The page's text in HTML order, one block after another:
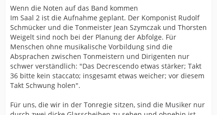
Wenn die Noten auf das Band kommen
Im Saal 2 ist die Aufnahme geplant. Der Komponist Rudolf
Schmücker und die Tonmeister Jean Szymczak und Thorsten
Weigelt sind noch bei der Planung der Abfolge. Für
Menschen ohne musikalische Vorbildung sind die
Absprachen zwischen Tonmeistern und Dirigenten nur
schwer verständlich: "Das Decrescendo etwas stärker; Takt
36 bitte kein staccato; insgesamt etwas weicher; vor diesem
Takt Schwung holen".
Für uns, die wir in der Tonregie sitzen, sind die Musiker nur